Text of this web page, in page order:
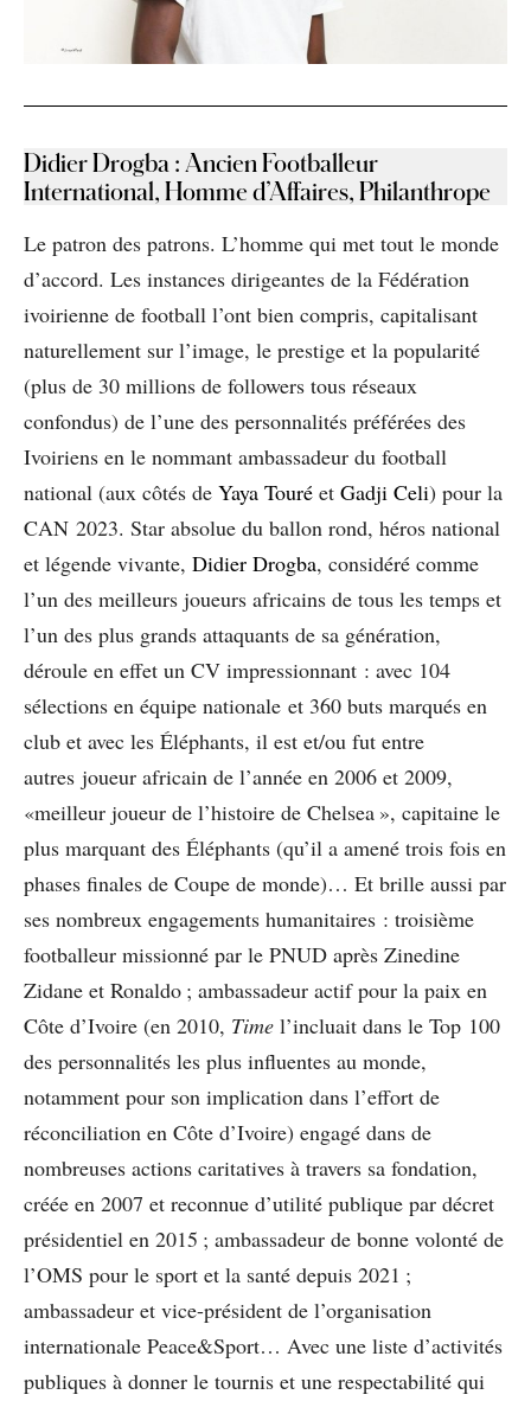
Didier Drogba : Ancien Footballeur
International, Homme d’Affaires, Philanthrope
Le patron des patrons. L’homme qui met tout le monde
d’accord. Les instances dirigeantes de la Fédération
ivoirienne de football l’ont bien compris, capitalisant
naturellement sur l’image, le prestige et la popularité
(plus de 30 millions de followers tous réseaux
confondus) de l’une des personnalités préférées des
Ivoiriens en le nommant ambassadeur du football
national (aux côtés de Yaya Touré et Gadji Celi) pour la
CAN 2023. Star absolue du ballon rond, héros national
et légende vivante, Didier Drogba, considéré comme
l’un des meilleurs joueurs africains de tous les temps et
l’un des plus grands attaquants de sa génération,
déroule en effet un CV impressionnant : avec 104
sélections en équipe nationale et 360 buts marqués en
club et avec les Éléphants, il est et/ou fut entre
autres joueur africain de l’année en 2006 et 2009,
«meilleur joueur de l’histoire de Chelsea », capitaine le
plus marquant des Éléphants (qu’il a amené trois fois en
phases finales de Coupe de monde)… Et brille aussi par
ses nombreux engagements humanitaires : troisième
footballeur missionné par le PNUD après Zinedine
Zidane et Ronaldo ; ambassadeur actif pour la paix en
Côte d’Ivoire (en 2010, Time l’incluait dans le Top 100
des personnalités les plus influentes au monde,
notamment pour son implication dans l’effort de
réconciliation en Côte d’Ivoire) engagé dans de
nombreuses actions caritatives à travers sa fondation,
créée en 2007 et reconnue d’utilité publique par décret
présidentiel en 2015 ; ambassadeur de bonne volonté de
l’OMS pour le sport et la santé depuis 2021 ;
ambassadeur et vice-président de l’organisation
internationale Peace&Sport… Avec une liste d’activités
publiques à donner le tournis et une respectabilité qui